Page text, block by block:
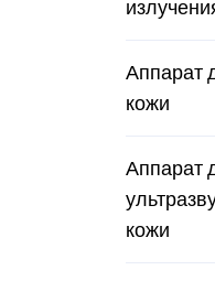
Аппарат
кожи
Аппарат
кожи